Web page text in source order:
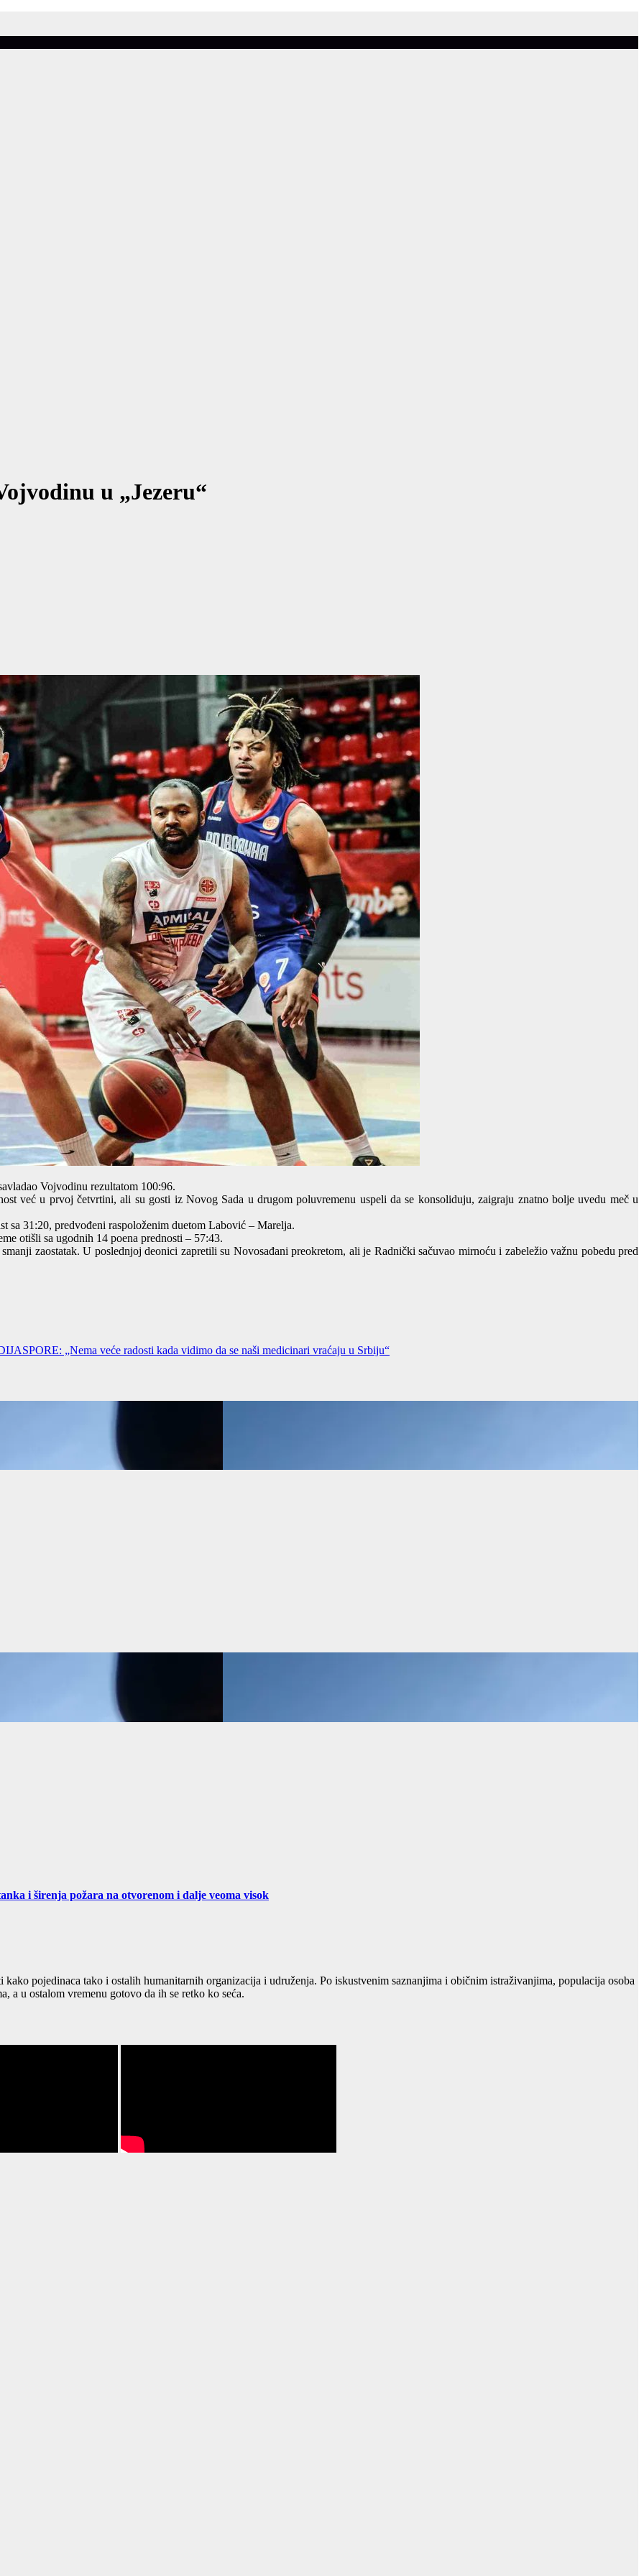
u „Jezeru“
Vojvodinu rezultatom 100:96.
već u prvoj četvrtini, ali su gosti iz Novog Sada u drugom poluvremenu uspeli da se konsoliduju, zaigraju znatno bolje uvedu meč u
31:20, predvođeni raspoloženim duetom Labović – Marelja.
otišli sa ugodnih 14 poena prednosti – 57:43.
zaostatak. U poslednjoj deonici zapretili su Novosađani preokretom, ali je Radnički sačuvao mirnoću i zabeležio važnu pobedu pred
„Nema veće radosti kada vidimo da se naši medicinari vraćaju u Srbiju“
i širenja požara na otvorenom i dalje veoma visok
pojedinaca tako i ostalih humanitarnih organizacija i udruženja. Po iskustvenim saznanjima i običnim istraživanjima, populacija osoba
a u ostalom vremenu gotovo da ih se retko ko seća.